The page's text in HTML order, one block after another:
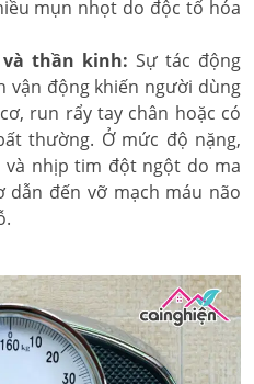
mụn nhọt do độc tố hóa
và thần kinh: Sự tác động
vận động khiến người dùng
run rẩy tay chân hoặc có
thường. Ở mức độ nặng,
nhịp tim đột ngột do ma
dẫn đến vỡ mạch máu não